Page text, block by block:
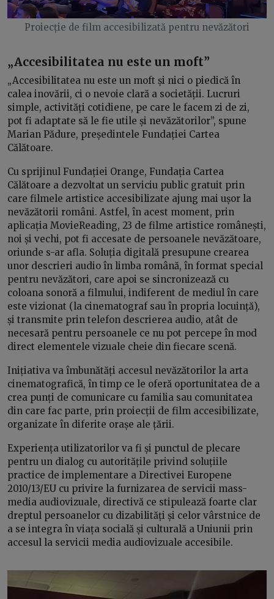
Proiecție de film accesibilizată pentru nevăzători
„Accesibilitatea nu este un moft”
„Accesibilitatea nu este un moft și nici o piedică în
calea inovării, ci o nevoie clară a societății. Lucruri
simple, activități cotidiene, pe care le facem zi de zi,
pot fi adaptate să le fie utile și nevăzătorilor”, spune
Marian Pădure, președintele Fundației Cartea
Călătoare.
Cu sprijinul Fundației Orange, Fundația Cartea
Călătoare a dezvoltat un serviciu public gratuit prin
care filmele artistice accesibilizate ajung mai ușor la
nevăzătorii români. Astfel, în acest moment, prin
aplicația MovieReading, 23 de filme artistice românești,
noi și vechi, pot fi accesate de persoanele nevăzătoare,
oriunde s-ar afla. Soluția digitală presupune crearea
unor descrieri audio în limba română, în format special
pentru nevăzători, care apoi se sincronizează cu
coloana sonoră a filmului, indiferent de mediul în care
este vizionat (la cinematograf sau în propria locuință),
și transmite prin telefon descrierea audio, atât de
necesară pentru persoanele ce nu pot percepe în mod
direct elementele vizuale cheie din fiecare scenă.
Inițiativa va îmbunătăți accesul nevăzătorilor la arta
cinematografică, în timp ce le oferă oportunitatea de a
crea punți de comunicare cu familia sau comunitatea
din care fac parte, prin proiecții de film accesibilizate,
organizate în diferite orașe ale țării.
Experiența utilizatorilor va fi și punctul de plecare
pentru un dialog cu autoritățile privind soluțiile
practice de implementare a Directivei Europene
2010/13/EU cu privire la furnizarea de servicii mass-
media audiovizuale, directivă ce stipulează foarte clar
dreptul persoanelor cu dizabilități și celor vârstnice de
a se integra în viața socială și culturală a Uniunii prin
accesul la servicii media audiovizuale accesibile.